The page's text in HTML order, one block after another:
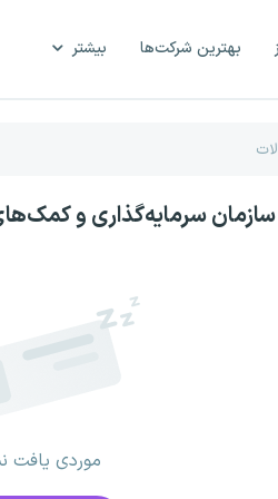
بهترین شرکت‌ها بیشتر
سازمان سرمایه‌گذاری و
موردی یافت